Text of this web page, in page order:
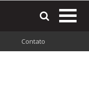
Contato